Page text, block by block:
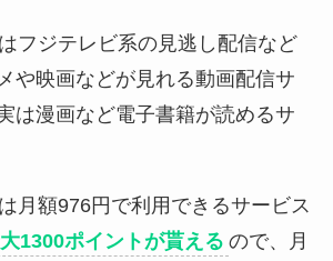
フジテレビ系の見逃し配信など
や映画などが見れる動画配信サ
は漫画など電子書籍が読めるサ
月額976円で利用できるサービス
1300ポイントが貰える ので、月